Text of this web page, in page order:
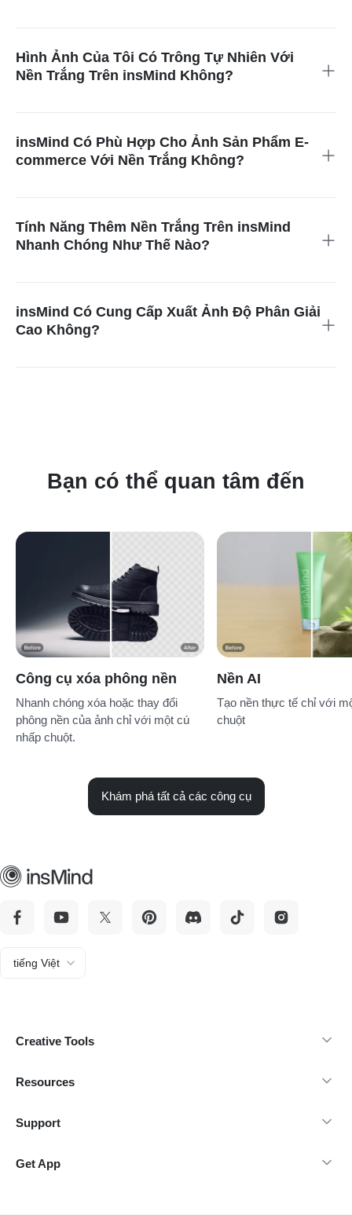
bạn tiết kiệm thời gian và công sức, cho phép bạn tập trung
vào các khía cạnh khác của dự án trong khi công cụ này xử lý
việc thay đổi nền.
Hình Ảnh Của Tôi Có Trông Tự Nhiên Với
Nền Trắng Trên insMind Không?
toán tiên tiến để đảm bảo các cạnh của ảnh được làm mịn, tạo
ra một diện mạo chuyên nghiệp và nâng cao chất lượng tổng
thể của hình ảnh.
insMind Có Phù Hợp Cho Ảnh Sản Phẩm E-
commerce Với Nền Trắng Không?
mại điện tử, vì nền trắng rõ ràng giúp làm nổi bật chi tiết sản
phẩm và tăng sức hấp dẫn với khách hàng tiềm năng.
Tính Năng Thêm Nền Trắng Trên insMind
Nhanh Chóng Như Thế Nào?
ngắn, giúp công cụ trở thành một tài sản quý giá cho các
chuyên gia và doanh nghiệp bận rộn.
insMind Có Cung Cấp Xuất Ảnh Độ Phân Giải
Cao Không?
Bạn có thể quan tâm đến
Công cụ xóa phông nền
Nhanh chóng xóa hoặc thay đổi
phông nền của ảnh chỉ với một cú
nhấp chuột.
Nền AI
Tạo nền thực tế chỉ với
chuột
Khám phá tất cả các công cụ
tiếng Việt
Creative Tools
Resources
Support
Get App